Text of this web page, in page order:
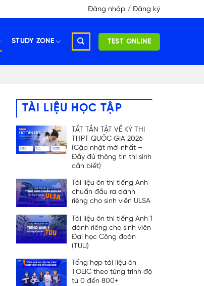
Đăng nhập / Đăng ký
STUDY ZONE TEST ONLINE
TÀI LIỆU HỌC TẬP
TẤT TẦN TẬT VỀ KỲ THI
THPT QUỐC GIA 2026
(Cập nhật mới nhất –
Đầy đủ thông tin thí sinh
cần biết)
Tài liệu ôn thi tiếng Anh
chuẩn đầu ra dành
riêng cho sinh viên ULSA
Tài liệu ôn thi tiếng Anh 1
dành riêng cho sinh viên
Đại học Công đoàn
(TUU)
Tổng hợp tài liệu ôn
TOEIC theo từng trình độ
từ 0 đến 800+